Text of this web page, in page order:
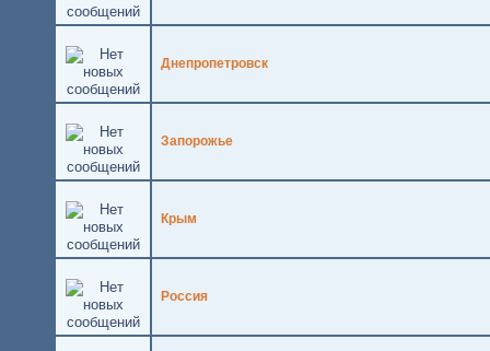
Днепропетровск
Запорожье
Крым
Россия